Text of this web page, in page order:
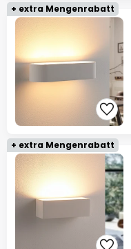
+ extra Mengenrabatt
+ extra Mengenrabatt